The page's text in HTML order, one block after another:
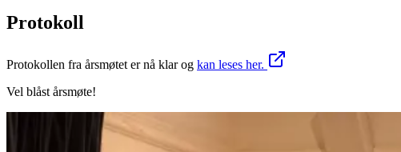
Protokoll
Protokollen fra årsmøtet er nå klar og kan leses her.
Vel blåst årsmøte!